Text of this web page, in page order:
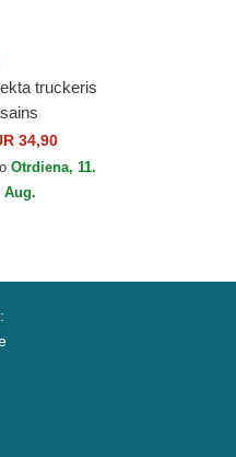
truckeris
DC11 JOKB
Comics no
34,90
Otrdiena, 11.
Aug.